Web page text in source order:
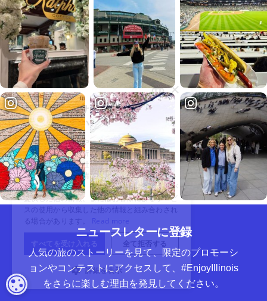
ニュースレターに登録
人気の旅のストーリーを見て、限定のプロモーシ
ョンやコンテストにアクセスして、#EnjoyIllinois
をさらに楽しむ理由を発見してください。
クッキーの設定